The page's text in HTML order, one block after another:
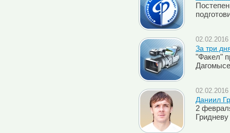
За три
"Факел"
Дагомысе
Даниил
2